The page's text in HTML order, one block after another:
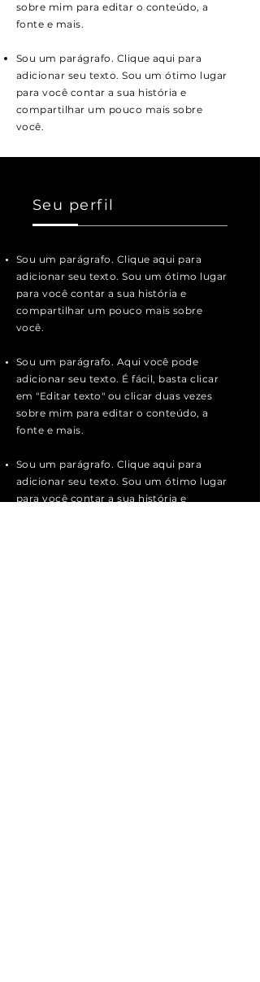
sobre mim para editar o conteúdo, a
fonte e mais.
Sou um parágrafo. Clique aqui para
adicionar seu texto. Sou um ótimo lugar
para você contar a sua história e
compartilhar um pouco mais sobre
você.
Seu perfil
Sou um parágrafo. Clique aqui para
adicionar seu texto. Sou um ótimo lugar
para você contar a sua história e
compartilhar um pouco mais sobre
você.
Sou um parágrafo. Aqui você pode
adicionar seu texto. É fácil, basta clicar
em "Editar texto" ou clicar duas vezes
sobre mim para editar o conteúdo, a
fonte e mais.
Sou um parágrafo. Clique aqui para
adicionar seu texto. Sou um ótimo lugar
para você contar a sua história e